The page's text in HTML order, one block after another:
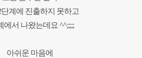
단계에 진출하지 못하고
에서 나왔는데요^^;;;;;
아쉬운 마음에